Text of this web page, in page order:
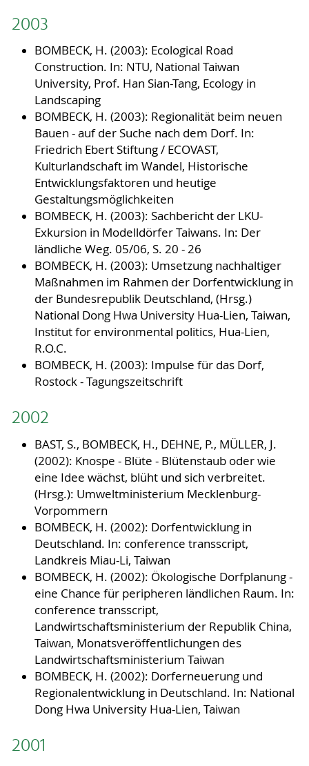
2003
BOMBECK, H. (2003): Ecological Road
Construction. In: NTU, National Taiwan
University, Prof. Han Sian-Tang, Ecology in
Landscaping
BOMBECK, H. (2003): Regionalität beim neuen
Bauen - auf der Suche nach dem Dorf. In:
Friedrich Ebert Stiftung / ECOVAST,
Kulturlandschaft im Wandel, Historische
Entwicklungsfaktoren und heutige
Gestaltungsmöglichkeiten
BOMBECK, H. (2003): Sachbericht der LKU-
Exkursion in Modelldörfer Taiwans. In: Der
ländliche Weg. 05/06, S. 20 - 26
BOMBECK, H. (2003): Umsetzung nachhaltiger
Maßnahmen im Rahmen der Dorfentwicklung in
der Bundesrepublik Deutschland, (Hrsg.)
National Dong Hwa University Hua-Lien, Taiwan,
Institut for environmental politics, Hua-Lien,
R.O.C.
BOMBECK, H. (2003): Impulse für das Dorf,
Rostock - Tagungszeitschrift
2002
BAST, S., BOMBECK, H., DEHNE, P., MÜLLER, J.
(2002): Knospe - Blüte - Blütenstaub oder wie
eine Idee wächst, blüht und sich verbreitet.
(Hrsg.): Umweltministerium Mecklenburg-
Vorpommern
BOMBECK, H. (2002): Dorfentwicklung in
Deutschland. In: conference transscript,
Landkreis Miau-Li, Taiwan
BOMBECK, H. (2002): Ökologische Dorfplanung -
eine Chance für peripheren ländlichen Raum. In:
conference transscript,
Landwirtschaftsministerium der Republik China,
Taiwan, Monatsveröffentlichungen des
Landwirtschaftsministerium Taiwan
BOMBECK, H. (2002): Dorferneuerung und
Regionalentwicklung in Deutschland. In: National
Dong Hwa University Hua-Lien, Taiwan
2001